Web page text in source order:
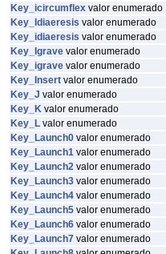
Key_icircumflex valor enumerado
Key_Idiaeresis valor enumerado
Key_idiaeresis valor enumerado
Key_Igrave valor enumerado
Key_igrave valor enumerado
Key_Insert valor enumerado
Key_J valor enumerado
Key_K valor enumerado
Key_L valor enumerado
Key_Launch0 valor enumerado
Key_Launch1 valor enumerado
Key_Launch2 valor enumerado
Key_Launch3 valor enumerado
Key_Launch4 valor enumerado
Key_Launch5 valor enumerado
Key_Launch6 valor enumerado
Key_Launch7 valor enumerado